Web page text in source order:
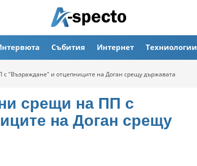
Събития Интернет Техниологии
"Възраждане" и отцепниците на Доган срещу държавата
срещи на ПП с
на Доган срещу